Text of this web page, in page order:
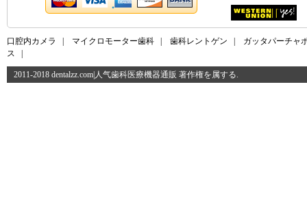
口腔内カメラ マイクロモーター歯科 歯科レントゲン
ガッタパーチャ
ス
2011-2018 dentalzz.com|人气歯科医療機器通販 著作権を属する.